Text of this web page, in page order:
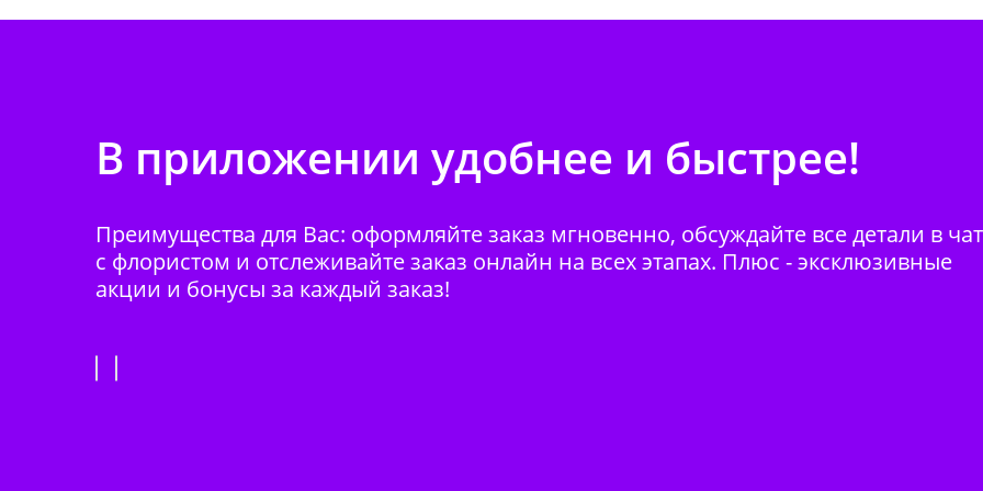
В приложении удобнее и быстрее!
Преимущества для Вас: оформляйте заказ мгновенно, обсуждайте все детали в
с флористом и отслеживайте заказ онлайн на всех этапах. Плюс - эксклюзивные
акции и бонусы за каждый заказ!